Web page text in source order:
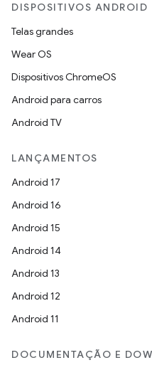
DISPOSITIVOS ANDROID
Telas grandes
Wear OS
Dispositivos ChromeOS
Android para carros
Android TV
LANÇAMENTOS
Android 17
Android 16
Android 15
Android 14
Android 13
Android 12
Android 11
DOCUMENTAÇÃO E